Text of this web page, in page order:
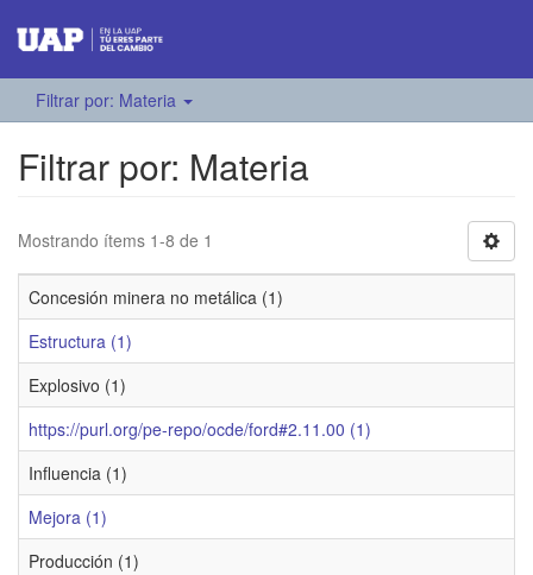
Filtrar por: Materia
Filtrar por: Materia
Mostrando ítems 1-8 de 1
Concesión minera no metálica (1)
Estructura (1)
Explosivo (1)
https://purl.org/pe-repo/ocde/ford#2.11.00 (1)
Influencia (1)
Mejora (1)
Producción (1)